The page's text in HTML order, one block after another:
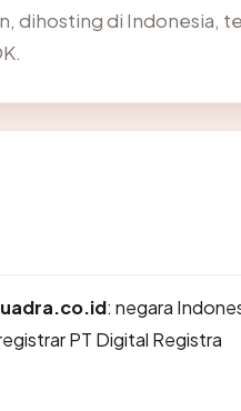
dihosting di Indonesia,
: negara
PT Digital Registra